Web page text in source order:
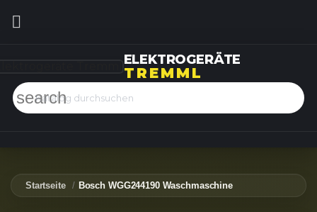

ELEKTROGERÄTE
TREMML
search
Startseite Bosch WGG244190 Waschmaschine